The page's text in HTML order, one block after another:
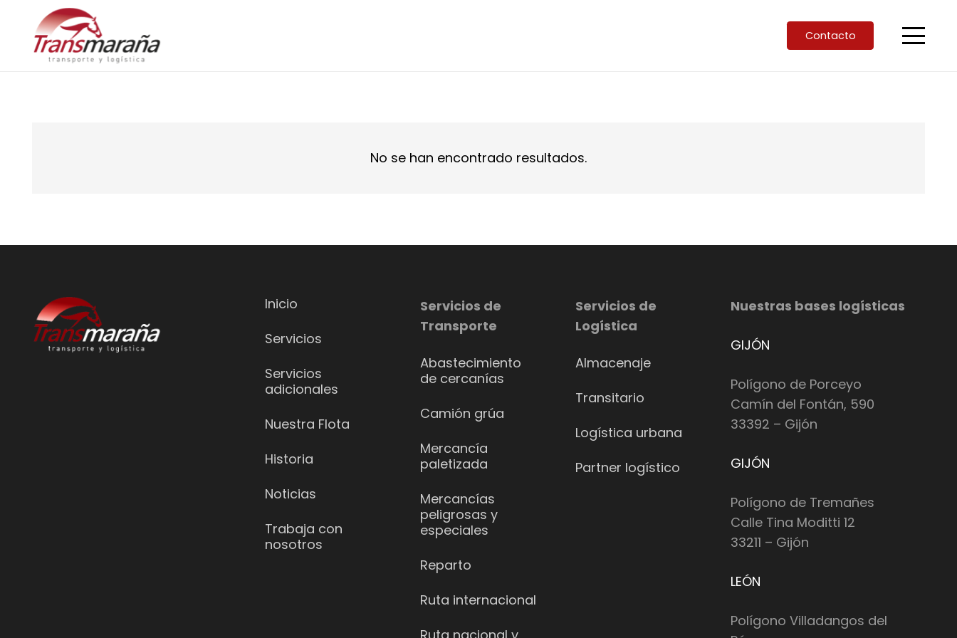
Contacto
No se han encontrado resultados.
Inicio
Servicios
Servicios
adicionales
Nuestra Flota
Historia
Noticias
Trabaja con
nosotros
Servicios de
Transporte
Abastecimiento
de cercanías
Camión grúa
Mercancía
paletizada
Mercancías
peligrosas y
especiales
Reparto
Ruta internacional
Servicios de
Logística
Almacenaje
Transitario
Logística urbana
Partner logístico
Nuestras bases logísticas
GIJÓN
Polígono de Porceyo
Camín del Fontán, 590
33392 – Gijón
GIJÓN
Polígono de Tremañes
Calle Tina Moditti 12
33211 – Gijón
LEÓN
Polígono Villadangos del